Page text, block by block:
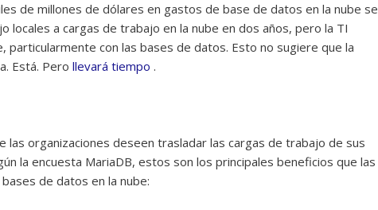
de millones de dólares en gastos de base de datos en la nube se
locales a cargas de trabajo en la nube en dos años, pero la TI
particularmente con las bases de datos. Esto no sugiere que la
Está. Pero llevará tiempo .
las organizaciones deseen trasladar las cargas de trabajo de sus
la encuesta MariaDB, estos son los principales beneficios que las
de datos en la nube: